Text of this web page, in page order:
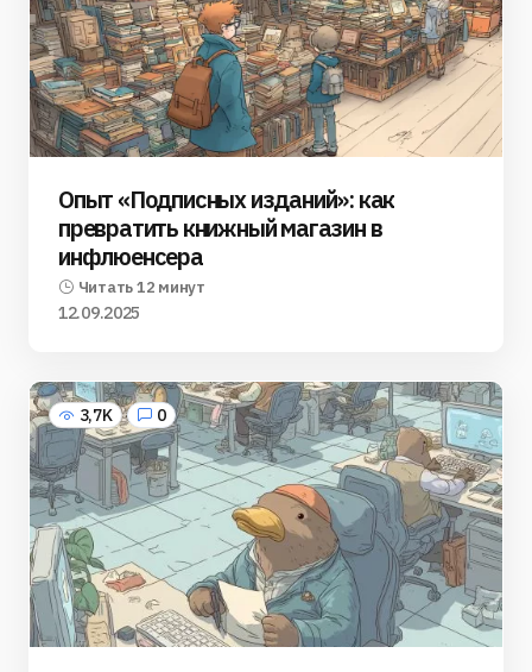
Опыт «Подписных изданий»: как
превратить книжный магазин в
инфлюенсера
Читать 12 минут
12.09.2025
3,7K 0